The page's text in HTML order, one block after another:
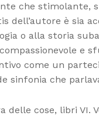
che
dell’autore è
o alla storia
come un
sinfonia che
cose, libri VI.